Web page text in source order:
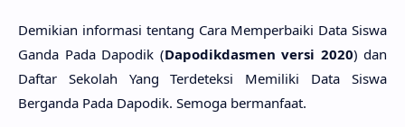
Demikian informasi tentang Cara Memperbaiki Data Siswa
Ganda Pada Dapodik (Dapodikdasmen versi 2020) dan
Daftar Sekolah Yang Terdeteksi Memiliki Data Siswa
Berganda Pada Dapodik. Semoga bermanfaat.